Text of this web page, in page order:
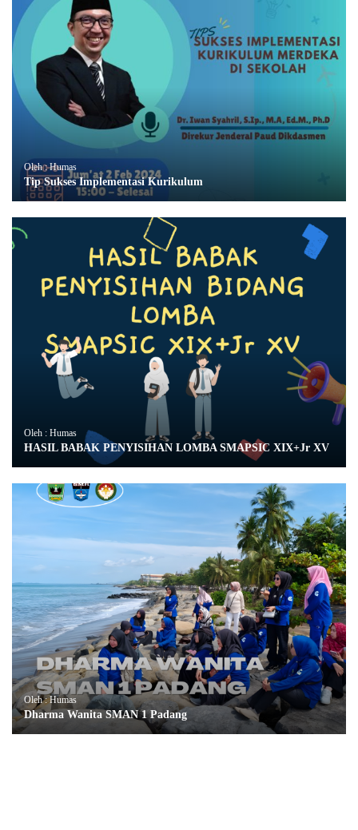
Oleh : Humas
Tip Sukses Implementasi Kurikulum
Oleh : Humas
HASIL BABAK PENYISIHAN LOMBA SMAPSIC XIX+Jr XV
Oleh : Humas
Dharma Wanita SMAN 1 Padang